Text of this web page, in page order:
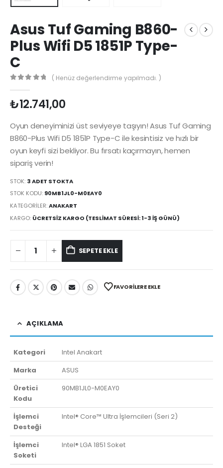
Asus Tuf Gaming B860-
Plus Wifi D5 1851P Type-
C
( Henüz değerlendirme yapılmadı. )
₺12.741,00
Oyun deneyiminizi üst seviyeye taşıyın! Asus Tuf Gaming
B860-Plus Wifi D5 1851P Type-C ile kesintisiz ve hızlı bir
oyun keyfi sizi bekliyor. Bu fırsatı kaçırmayın, hemen
sipariş verin!
STOK: 3 ADET STOKTA
STOK KODU: 90MB1JL0-M0EAY0
KATEGORILER:ANAKART
KARGO: ÜCRETSIZ KARGO (TESLIMAT SÜRESI: 1-3 İŞ GÜNÜ)
SEPETE EKLE
FAVORILERE EKLE
AÇIKLAMA
Kategori
Intel Anakart
Marka
ASUS
Üretici
Kodu
90MB1JL0-M0EAY0
İşlemci
Desteği
Intel® Core™ Ultra İşlemcileri (Seri 2)
İşlemci
Soketi
Intel® LGA 1851 Soket